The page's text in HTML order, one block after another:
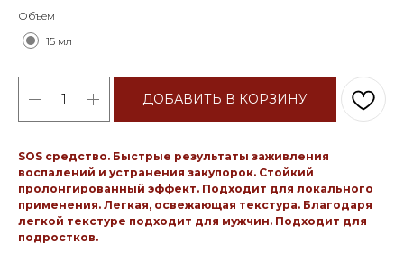
Объем
15 мл
ДОБАВИТЬ В КОРЗИНУ
SOS средство. Быстрые результаты заживления
воспалений и устранения закупорок. Стойкий
пролонгированный эффект. Подходит для локального
применения. Легкая, освежающая текстура. Благодаря
легкой текстуре подходит для мужчин. Подходит для
подростков.